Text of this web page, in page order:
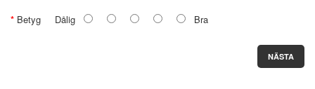
Betyg Dålig Bra
NÄSTA